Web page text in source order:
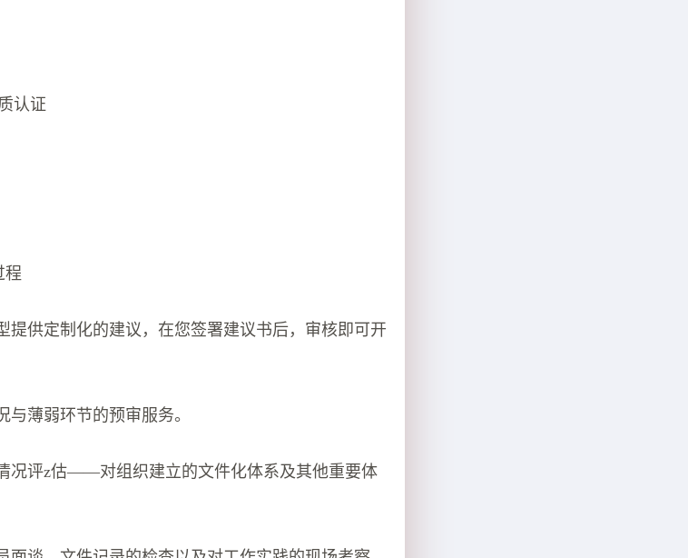
认证
程
提供定制化的建议，在您签署建议书后，审核即可开
薄弱环节的预审服务。
况评z估——对组织建立的文件化体系及其他重要体